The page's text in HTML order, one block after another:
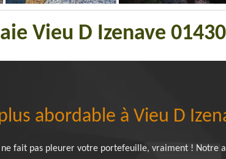
Vieu D Izenave 01430
abordable à Vieu D
fait pas pleurer votre portefeuille, vraiment ! Notre